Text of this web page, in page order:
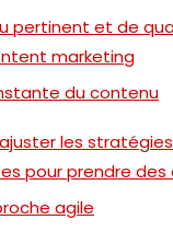
pertinent et de
marketing
du contenu
les stratégies
pour prendre
agile